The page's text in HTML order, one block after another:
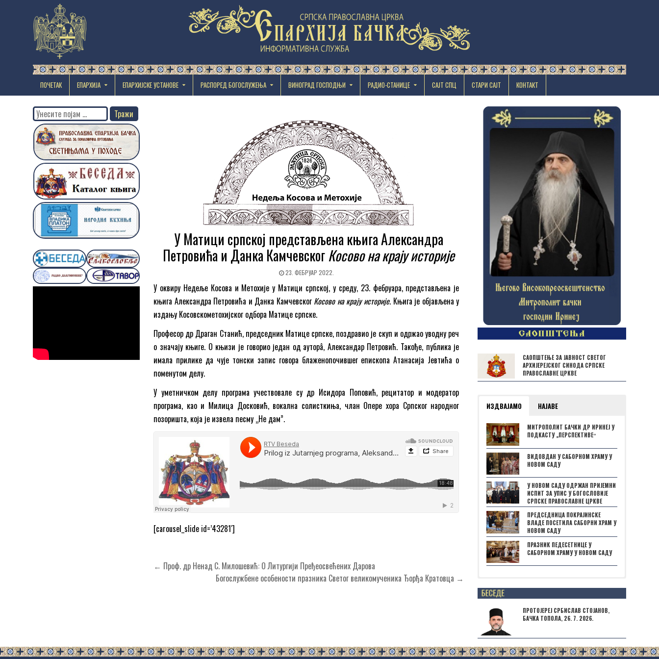
ПОЧЕТАК ЕПАРХИЈА EПАРХИЈСКЕ УСТАНОВЕ РАСПОРЕД БОГОСЛУЖЕЊА ВИНОГРАД ГОСПОДЊИ РАДИО-СТАНИЦЕ САЈТ СПЦ СТАРИ САЈТ КОНТАКТ
У Матици српској представљена књига Александра
Петровића и Данка КамчевскогКосово на крају историје
23. ФЕБРУАР 2022.
У оквиру Недеље Косова и Метохије у Матици српској, у среду, 23. фебруара, представљена је
књига Александра Петровића и Данка Камчевског Косово на крају историје. Књига је објављена у
издању Косовскометохијског одбора Матице српске.
Професор др Драган Станић, председник Матице српске, поздравио је скуп и одржао уводну реч
о значају књиге. О књизи је говорио један од ауторâ, Александар Петровић. Такође, публика је
имала прилике да чује тонски запис говора блаженопочившег епископа Атанасија Јевтића о
поменутом делу.
У уметничком делу програма учествовале су др Исидора Поповић, рецитатор и модератор
програма, као и Милица Досковић, вокална солисткиња, члан Опере хора Српског народног
позоришта, која је извела песму „Не дам”.
[carousel_slide id=’43281′]
Кретање
← Проф. др Ненад С. Милошевић: О Литургији Пређеосвећених Дарова
Богослужбене особености празника Светог великомученика Ђорђа Кратовца →
Search
for:
САОПШТЕЊЕ ЗА ЈАВНОСТ СВЕТОГ
АРХИЈЕРЕЈСКОГ СИНОДА СРПСКЕ
ПРАВОСЛАВНЕ ЦРКВЕ
ИЗДВАЈАМО НАЈАВЕ
МИТРОПОЛИТ БАЧКИ ДР ИРИНЕЈ У
ПОДКАСТУ „ПЕРСПЕКТИВЕˮ
ВИДОВДАН У САБОРНОМ ХРАМУ У
НОВОМ САДУ
У НОВОМ САДУ ОДРЖАН ПРИЈЕМНИ
ИСПИТ ЗА УПИС У БОГОСЛОВИЈЕ
СРПСКЕ ПРАВОСЛАВНЕ ЦРКВЕ
ПРЕДСЕДНИЦА ПОКРАЈИНСКЕ
ВЛАДЕ ПОСЕТИЛА САБОРНИ ХРАМ У
НОВОМ САДУ
ПРАЗНИК ПЕДЕСЕТНИЦЕ У
САБОРНОМ ХРАМУ У НОВОМ САДУ
Posts not found
ПРОТОЈЕРЕЈ СРБИСЛАВ СТОЈАНОВ,
БАЧКА ТОПОЛА, 26. 7. 2026.